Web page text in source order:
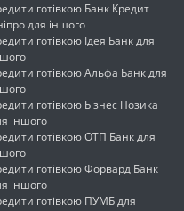
готівкою Банк Кредит
для іншого
готівкою Ідея Банк для
готівкою Альфа Банк для
готівкою Бізнес Позика
іншого
готівкою ОТП Банк для
готівкою Форвард Банк
іншого
готівкою ПУМБ для